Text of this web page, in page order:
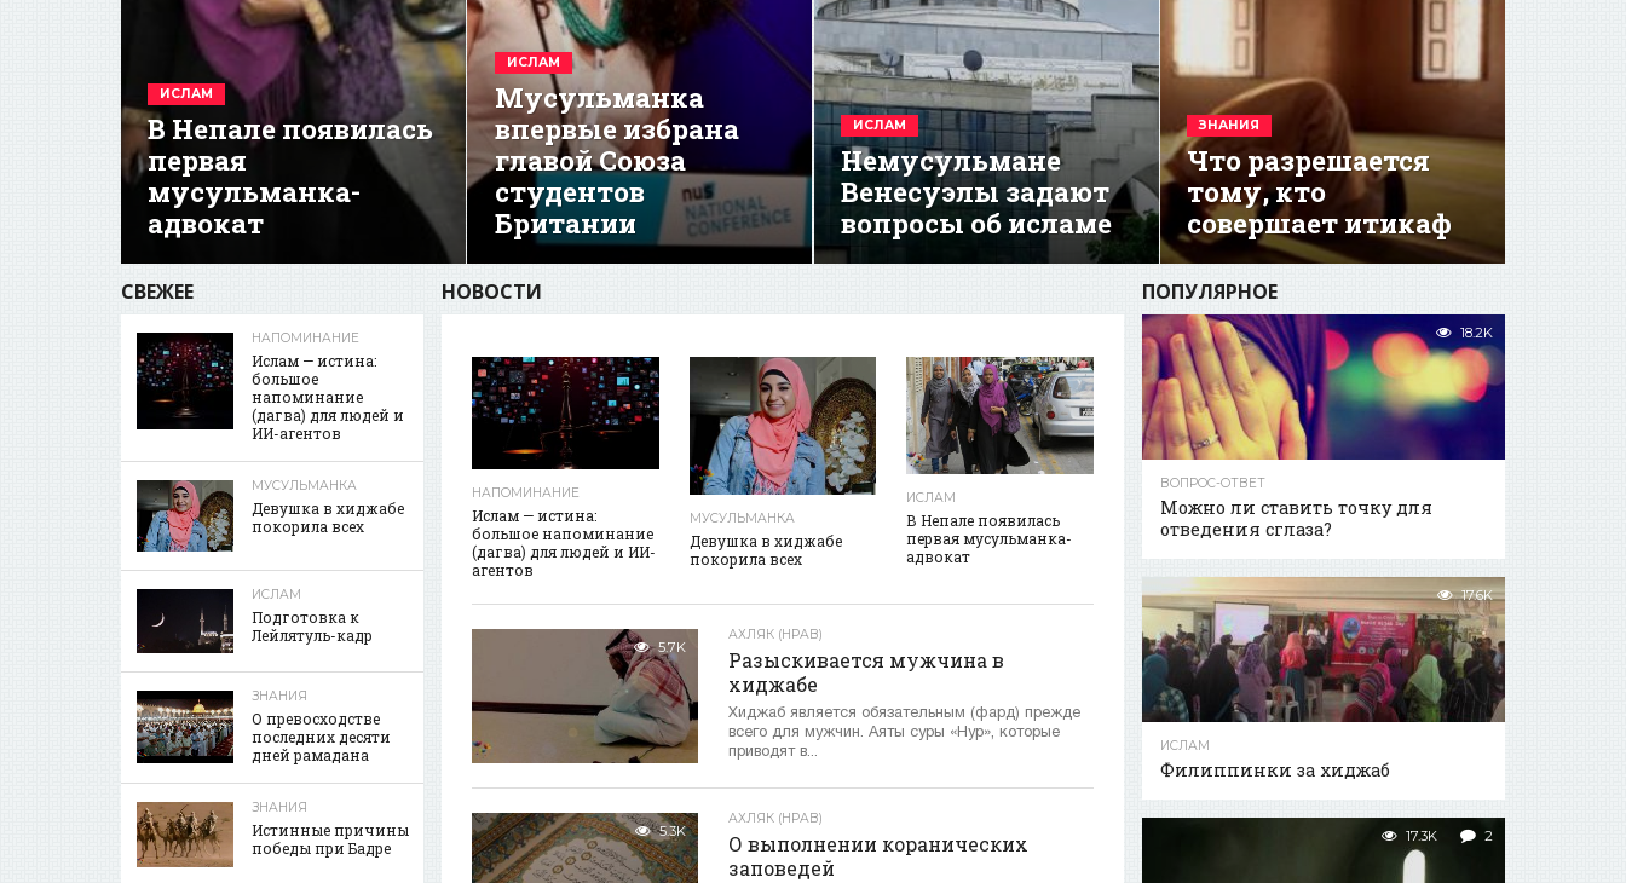
ИСЛАМ
В Непале появилась
первая
мусульманка-
адвокат
ИСЛАМ
Мусульманка
впервые избрана
главой Союза
студентов
Британии
ИСЛАМ
Немусульмане
Венесуэлы задают
вопросы об исламе
ЗНАНИЯ
Что разрешается
тому, кто
совершает итикаф
НОВОСТИ
реклама
НАПОМИНАНИЕ
Ислам — истина:
большое напоминание
(дагва) для людей и ИИ-
агентов
МУСУЛЬМАНКА
Девушка в хиджабе
покорила всех
ИСЛАМ
В Непале появилась
первая мусульманка-
адвокат
5.7K
АХЛЯК (НРАВ)
Разыскивается мужчина в
хиджабе
Хиджаб является обязательным (фард) прежде
всего для мужчин. Аяты суры «Нур», которые
приводят в...
5.3K
АХЛЯК (НРАВ)
О выполнении коранических
заповедей
СВЕЖЕЕ
НАПОМИНАНИЕ
Ислам — истина:
большое
напоминание
(дагва) для людей и
ИИ-агентов
МУСУЛЬМАНКА
Девушка в хиджабе
покорила всех
ИСЛАМ
Подготовка к
Лейлятуль-кадр
ЗНАНИЯ
О превосходстве
последних десяти
дней рамадана
ЗНАНИЯ
Истинные причины
победы при Бадре
ПОПУЛЯРНОЕ
18.2K
ВОПРОС-ОТВЕТ
Можно ли ставить точку для
отведения сглаза?
17.6K
ИСЛАМ
Филиппинки за хиджаб
17.3K 2